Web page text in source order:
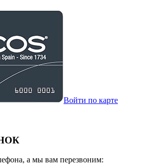
Войти по карте
а мы вам перезвоним: